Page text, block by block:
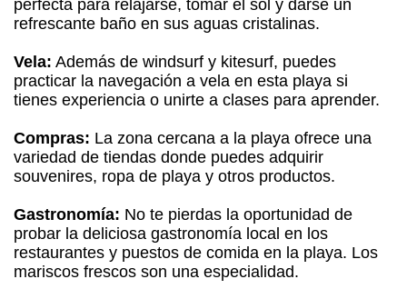
perfecta para relajarse, tomar el sol y darse un
refrescante baño en sus aguas cristalinas.
Vela: Además de windsurf y kitesurf, puedes
practicar la navegación a vela en esta playa si
tienes experiencia o unirte a clases para aprender.
Compras: La zona cercana a la playa ofrece una
variedad de tiendas donde puedes adquirir
souvenires, ropa de playa y otros productos.
Gastronomía: No te pierdas la oportunidad de
probar la deliciosa gastronomía local en los
restaurantes y puestos de comida en la playa. Los
mariscos frescos son una especialidad.